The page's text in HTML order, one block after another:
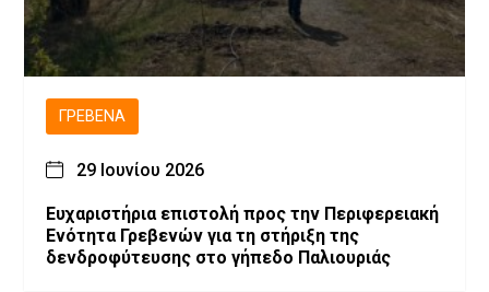
ΓΡΕΒΕΝΆ
29 Ιουνίου 2026
Ευχαριστήρια επιστολή προς την Περιφερειακή
Ενότητα Γρεβενών για τη στήριξη της
δενδροφύτευσης στο γήπεδο Παλιουριάς